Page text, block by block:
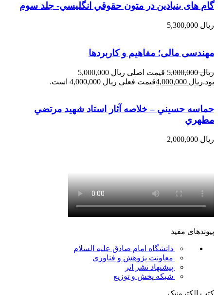
گام های بنیادین در متون حقوقي انگليسي- جلد سوم
ریال
مهندسی مالی؛ مفاهیم و کاربردها
ریال5,000,000
قیمت اصلی ریال 5,000,000
بود.ریال قیمت فعلی ریال 4,000,000 است.
حماسه حسيني – خلاصه آثار استاد شهيد مرتضي
مطهري
ریال
پیوندهای مفید
دانشگاه امام صادق علیه السلام
معاونت پژوهش و فناوری
پیشنهاد نشر اثر
شبکه پخش و توزیع
کتب الکترونیک